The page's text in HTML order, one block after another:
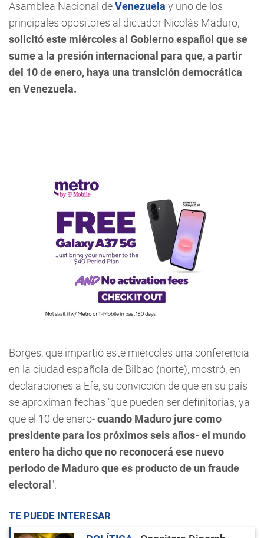
Asamblea Nacional deVenezuela y uno de los
principales opositores al dictador Nicolás Maduro,
solicitó este miércoles al Gobierno español que se
sume a la presión internacional para que, a partir
del 10 de enero, haya una transición democrática
en Venezuela.
Borges, que impartió este miércoles una conferencia
en la ciudad española de Bilbao (norte), mostró, en
declaraciones a Efe, su convicción de que en su país
se aproximan fechas "que pueden ser definitorias, ya
que el 10 de enero-cuando Maduro jure como
presidente para los próximos seis años- el mundo
entero ha dicho que no reconocerá ese nuevo
periodo de Maduro que es producto de un fraude
electoral".
TE PUEDE INTERESAR